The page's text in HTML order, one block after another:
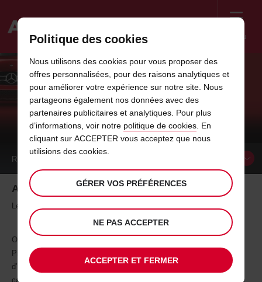
Menu
Avis
IDÉES DE VACANCES EN ITALIE - LES
LANGHE, TERRE PROMISE DU VIN
ITALIEN
RÉSERVER UN
Admirez les couleurs d'Automne des Langhe
Les Langhe, la terre promise du vin Italien
On désigne sous le nom de Langhe le territoire collinaire situé dans le
Piémont centro-méridional et compris entre les provinces de Cuneo et
d’Asti et les Apennins liguriens. Il s’agit d’une région au paysage très
caractéristique, aux profils tendres, riche en vignobles et châteaux, en
Politique des cookies
Nous utilisons des cookies pour vous proposer des
offres personnalisées, pour des raisons analytiques et
pour améliorer votre expérience sur notre site. Nous
partageons également nos données avec des
partenaires publicitaires et analytiques. Pour plus
d’informations, voir notre politique de cookies. En
cliquant sur ACCEPTER vous acceptez que nous
utilisions des cookies.
GÉRER VOS PRÉFÉRENCES
NE PAS ACCEPTER
ACCEPTER ET FERMER